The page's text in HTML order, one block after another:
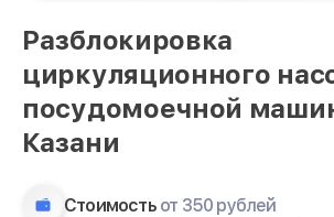
Разблокировка
циркуляционного
посудомоечной
Казани
Стоимость от 350 рублей